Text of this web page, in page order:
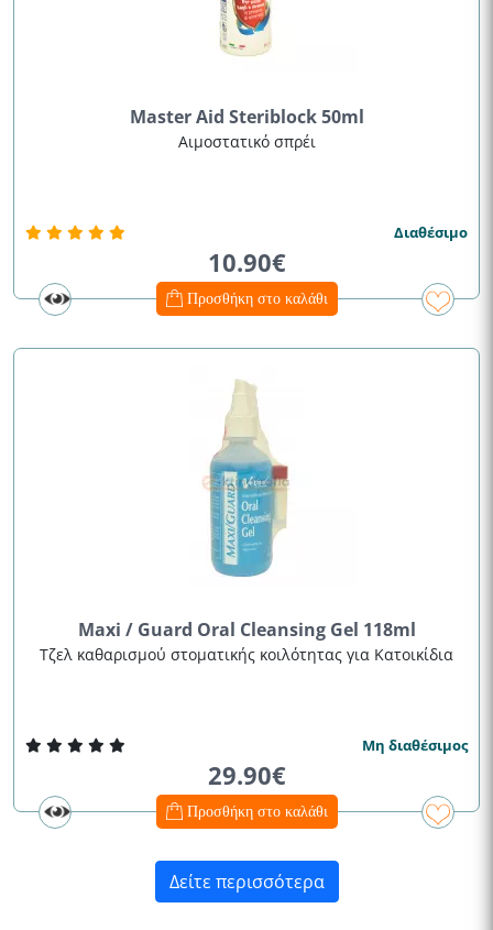
Master Aid Steriblock 50ml
Αιμοστατικό σπρέι
Διαθέσιμο
10.90€
Προσθήκη στο καλάθι
Maxi / Guard Oral Cleansing Gel 118ml
Τζελ καθαρισμού στοματικής κοιλότητας για Κατοικίδια
Μη διαθέσιμος
29.90€
Προσθήκη στο καλάθι
Δείτε περισσότερα